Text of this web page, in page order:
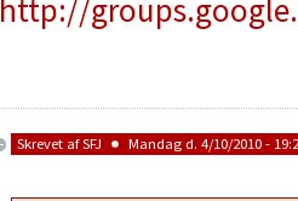
http://
Skrevet afSFJ Mandag d. 4/10/2010 -